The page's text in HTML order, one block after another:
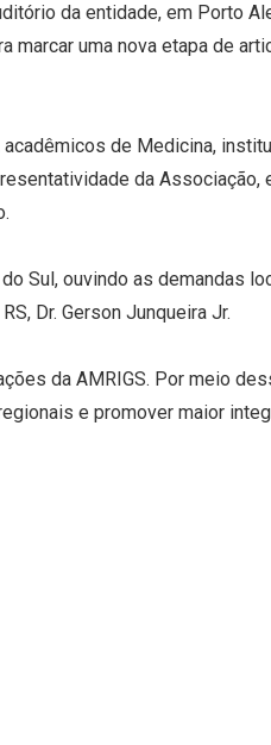
da entidade, em Porto
uma nova etapa de
de Medicina,
da
Sul, ouvindo as demandas
Dr. Gerson Junqueira Jr.
da AMRIGS. Por meio
e promover maior